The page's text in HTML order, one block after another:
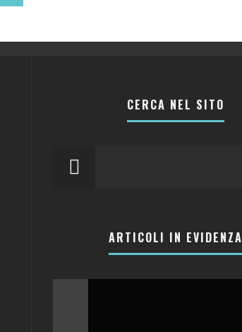
CERCA NEL SITO
ARTICOLI IN EVIDENZA